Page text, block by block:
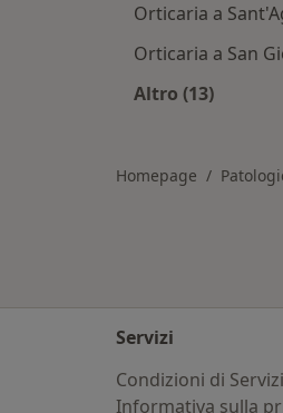
Orticaria a
Orticaria a San
Altro (13)
Homepage
Servizi
Condizioni di
Informativa sulla